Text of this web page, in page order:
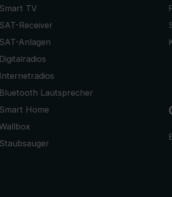
Smart TV
SAT-Receiver
SAT-Anlagen
Digitalradios
Internetradios
Bluetooth Lautsprecher
Smart Home
Staubsauger